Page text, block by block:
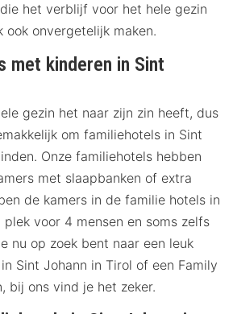
het verblijf voor het hele gezin
onvergetelijk maken.
met kinderen in Sint
gezin het naar zijn zin heeft, dus
om familiehotels in Sint
Onze familiehotels hebben
met slaapbanken of extra
de kamers in de familie hotels in
voor 4 mensen en soms zelfs
nu op zoek bent naar een leuk
Sint Johann in Tirol of een Family
bij ons vind je het zeker.